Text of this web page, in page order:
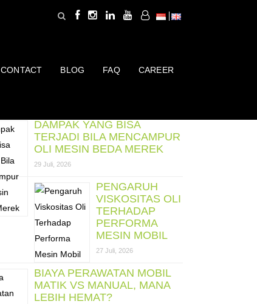
CONTACT BLOG FAQ CAREER
DAMPAK YANG BISA
TERJADI BILA MENCAMPUR
OLI MESIN BEDA MEREK
29 Juli, 2026
PENGARUH
VISKOSITAS OLI
TERHADAP
PERFORMA
MESIN MOBIL
27 Juli, 2026
BIAYA PERAWATAN MOBIL
MATIK VS MANUAL, MANA
LEBIH HEMAT?